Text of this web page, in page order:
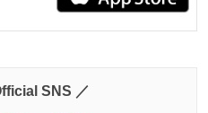
SNS ／